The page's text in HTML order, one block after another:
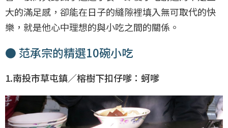
大的滿足感，卻能在日子的縫隙裡填入無可取代的快
樂，就是他心中理想的與小吃之間的關係。
● 范承宗的精選10碗小吃
1.南投市草屯鎮／榕樹下扣仔嗲：蚵嗲